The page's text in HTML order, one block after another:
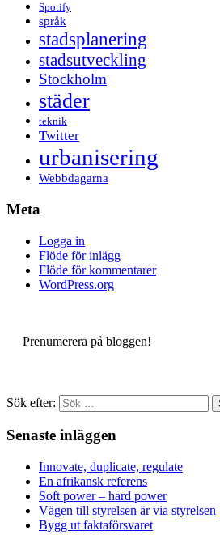
Spotify
språk
stadsplanering
stadsutveckling
Stockholm
städer
teknik
Twitter
urbanisering
Webbdagarna
Meta
Logga in
Flöde för inlägg
Flöde för kommentarer
WordPress.org
Prenumerera på bloggen!
Sök efter:
Senaste inläggen
Innovate, duplicate, regulate
En afrikansk referens
Soft power – hard power
Vägen till styrelsen är via styrelsen
Bygg ut faktaförsvaret